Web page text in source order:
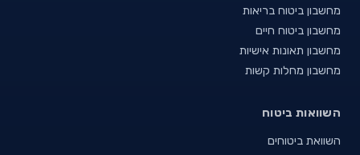
מחשבון ביטוח בריאות
מחשבון ביטוח חיים
מחשבון תאונות אישיות
מחשבון מחלות קשות
השוואות ביטוח
השוואת ביטוחים